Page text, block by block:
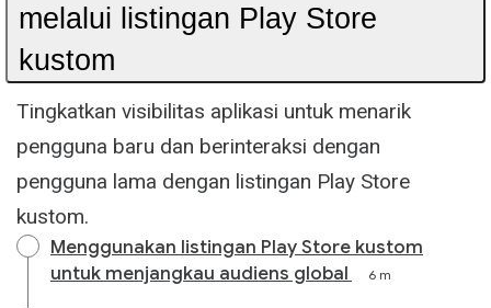
melalui listingan Play Store
kustom
Tingkatkan visibilitas aplikasi untuk menarik
pengguna baru dan berinteraksi dengan
pengguna lama dengan listingan Play Store
kustom.
Menggunakan listingan Play Store kustom
untuk menjangkau audiens global
6 m